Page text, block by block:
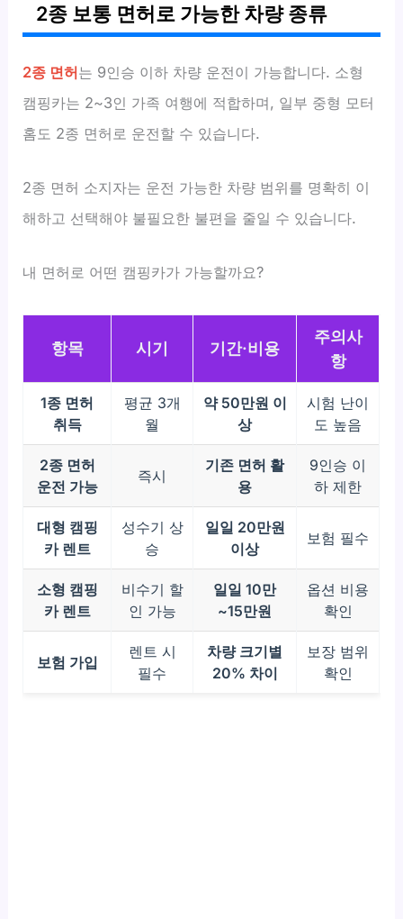
2종 보통 면허로 가능한 차량 종류
2종 면허는 9인승 이하 차량 운전이 가능합니다. 소형
캠핑카는 2~3인 가족 여행에 적합하며, 일부 중형 모터
홈도 2종 면허로 운전할 수 있습니다.
2종 면허 소지자는 운전 가능한 차량 범위를 명확히 이
해하고 선택해야 불필요한 불편을 줄일 수 있습니다.
내 면허로 어떤 캠핑카가 가능할까요?
항목 시기 기간·비용
주의사
항
1종 면허
취득
평균 3개
월
약 50만원 이
상
시험 난이
도 높음
2종 면허
운전 가능
즉시
기존 면허 활
용
9인승 이
하 제한
대형 캠핑
카 렌트
성수기 상
승
일일 20만원
이상
보험 필수
소형 캠핑
카 렌트
비수기 할
인 가능
일일 10만
~15만원
옵션 비용
확인
보험 가입
렌트 시
필수
차량 크기별
20% 차이
보장 범위
확인